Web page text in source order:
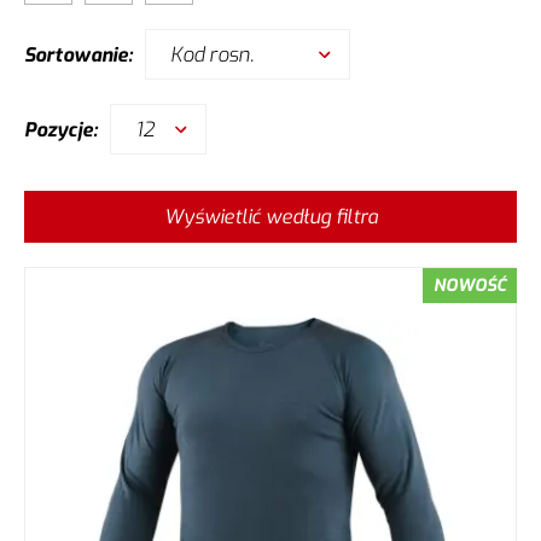
Sortowanie: Kod rosn.
Pozycje: 12
Wyświetlić według filtra
NOWOŚĆ